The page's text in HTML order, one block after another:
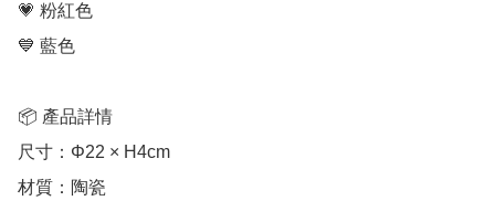
💗 粉紅色
💙 藍色
📦 產品詳情
尺寸：Φ22 × H4cm
材質：陶瓷